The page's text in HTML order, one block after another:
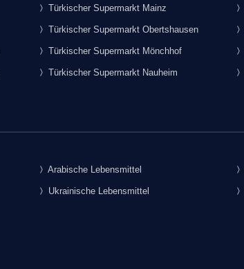
Türkischer Supermarkt Mainz
Türkischer Supermarkt Obertshausen
Türkischer Supermarkt Mönchhof
Türkischer Supermarkt Nauheim
Arabische Lebensmittel
Ukrainische Lebensmittel